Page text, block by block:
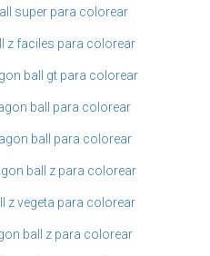
super para colorear
z faciles para colorear
ball gt para colorear
ball para colorear
ball para colorear
ball z para colorear
z vegeta para colorear
ball z para colorear